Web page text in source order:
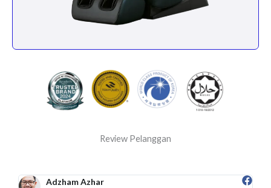
Review Pelanggan
Adzham Azhar